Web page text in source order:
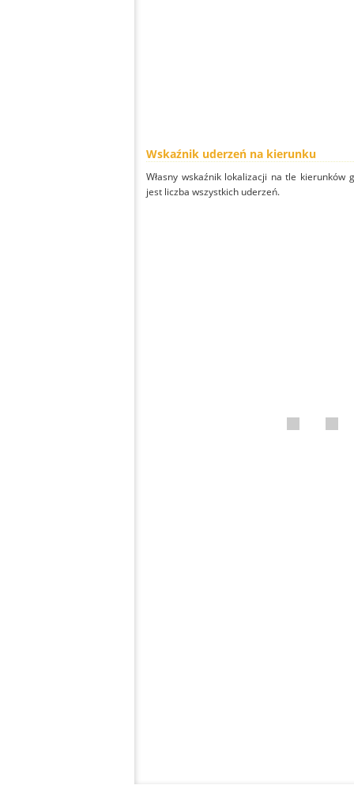
Wskaźnik uderzeń na kierunku
Własny wskaźnik lokalizacji na tle
jest liczba wszystkich uderzeń.